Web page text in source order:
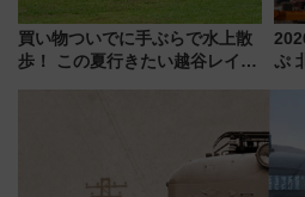
買い物ついでに手ぶらで水上散
歩！ この夏行きたい越谷レイク
ぷ